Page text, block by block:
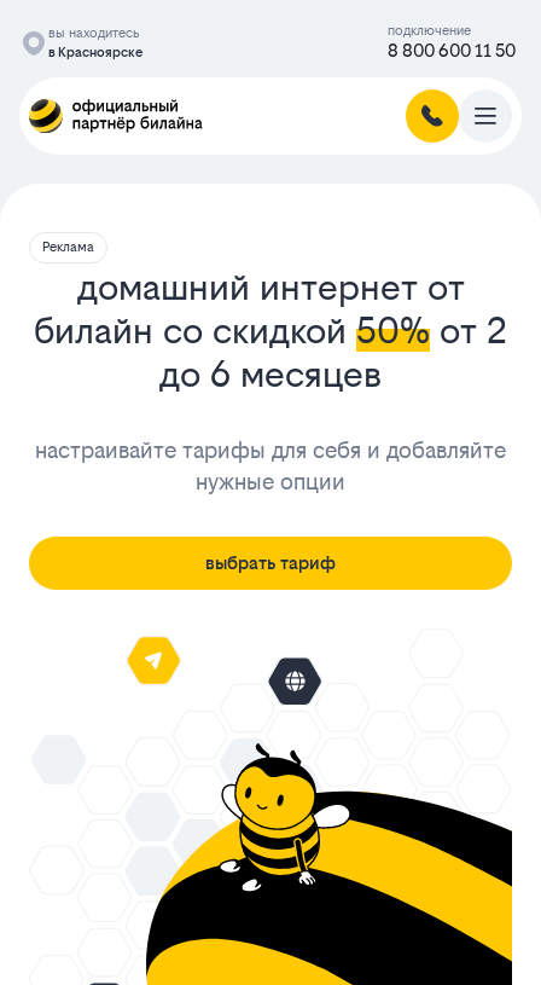
вы находитесь
в Красноярске
подключение
8 800 600 11 50
домашний интернет от
билайн со скидкой 50% от 2
до 6 месяцев
настраивайте тарифы для себя и добавляйте
нужные опции
выбрать тариф
Реклама